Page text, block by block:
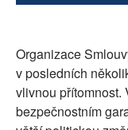
Organizace
v posledních
vlivnou přítomnost.
bezpečnostním